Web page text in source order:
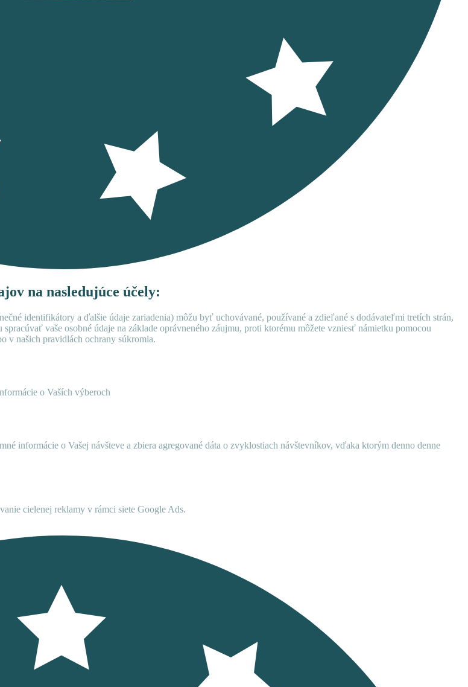
na nasledujúce účely:
identifikátory a ďalšie údaje zariadenia) môžu byť uchovávané, používané a zdieľané s dodávateľmi tretích strán,
vaše osobné údaje na základe oprávneného záujmu, proti ktorému môžete vzniesť námietku pomocou
v našich pravidlách ochrany súkromia.
o Vaších výberoch
informácie o Vašej návšteve a zbiera agregované dáta o zvyklostiach návštevníkov, vďaka ktorým denno denne
cielenej reklamy v rámci siete Google Ads.